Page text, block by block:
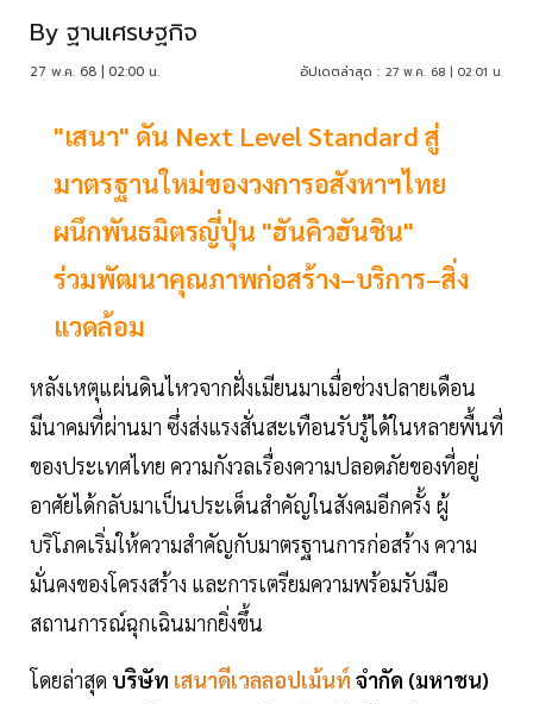
By ฐานเศรษฐกิจ
27 พ.ค. 68 | 02:00 น. อัปเดตล่าสุด : 27 พ.ค. 68 | 02:01 น.
"เสนา" ดัน Next Level Standard สู่
มาตรฐานใหม่ของวงการอสังหาฯไทย
ผนึกพันธมิตรญี่ปุ่น "ฮันคิวฮันชิน"
ร่วมพัฒนาคุณภาพก่อสร้าง–บริการ–สิ่ง
แวดล้อม
หลังเหตุแผ่นดินไหวจากฝั่งเมียนมาเมื่อช่วงปลายเดือน
มีนาคมที่ผ่านมา ซึ่งส่งแรงสั่นสะเทือนรับรู้ได้ในหลายพื้นที่
ของประเทศไทย ความกังวลเรื่องความปลอดภัยของที่อยู่
อาศัยได้กลับมาเป็นประเด็นสำคัญในสังคมอีกครั้ง ผู้
บริโภคเริ่มให้ความสำคัญกับมาตรฐานการก่อสร้าง ความ
มั่นคงของโครงสร้าง และการเตรียมความพร้อมรับมือ
สถานการณ์ฉุกเฉินมากยิ่งขึ้น
โดยล่าสุด บริษัท เสนาดีเวลลอปเม้นท์ จำกัด (มหาชน)